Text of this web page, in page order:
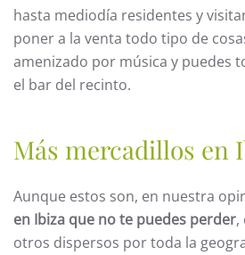
hasta mediodía residentes y
poner a la venta todo tipo de
amenizado por música y puedes
el bar del recinto.
Más mercadillos en
Aunque estos son, en nuestra
en Ibiza que no te puedes perder,
otros dispersos por toda la